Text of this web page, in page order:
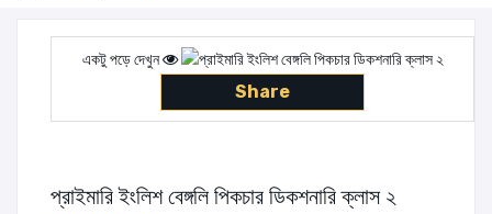
একটু পড়ে দেখুন
Share
প্রাইমারি ইংলিশ বেঙ্গলি পিকচার ডিকশনারি ক্লাস ২